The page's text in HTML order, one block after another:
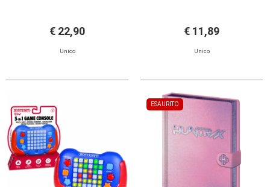
€ 22,90
Unico
€ 11,89
Unico
ESAURITO